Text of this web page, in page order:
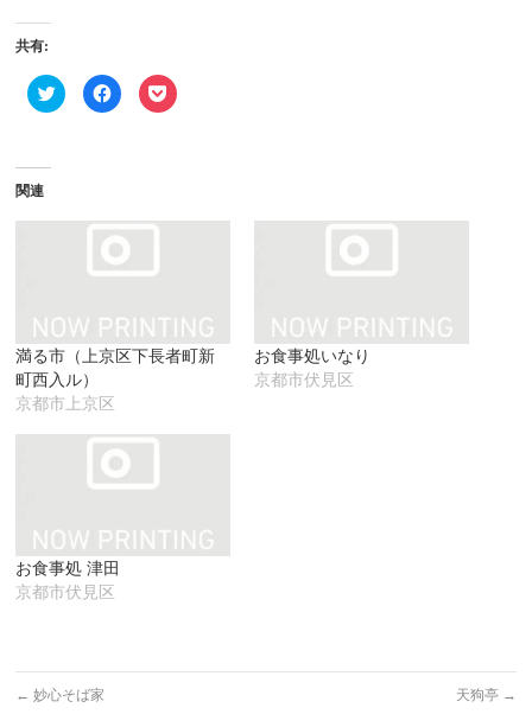
共有:
ク
リ
有
ド
ウ
で
開
き
ま
す)
Facebook
で
リ
ッ
ク
し
て
さ
い
(新
し
ィ
ド
ウ
で
開
き
ク
リ
ェ
ン
ウ
で
関連
満る市（上京区下長者町新
町西入ル）
京都市上京区
お食事処いなり
京都市伏見区
お食事処 津田
京都市伏見区
← 妙心そば家 天狗亭 →